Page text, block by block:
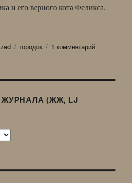
и его верного кота Феликса,
Метки
городок 1 комментарийк
3
(ЖЖ, LJ